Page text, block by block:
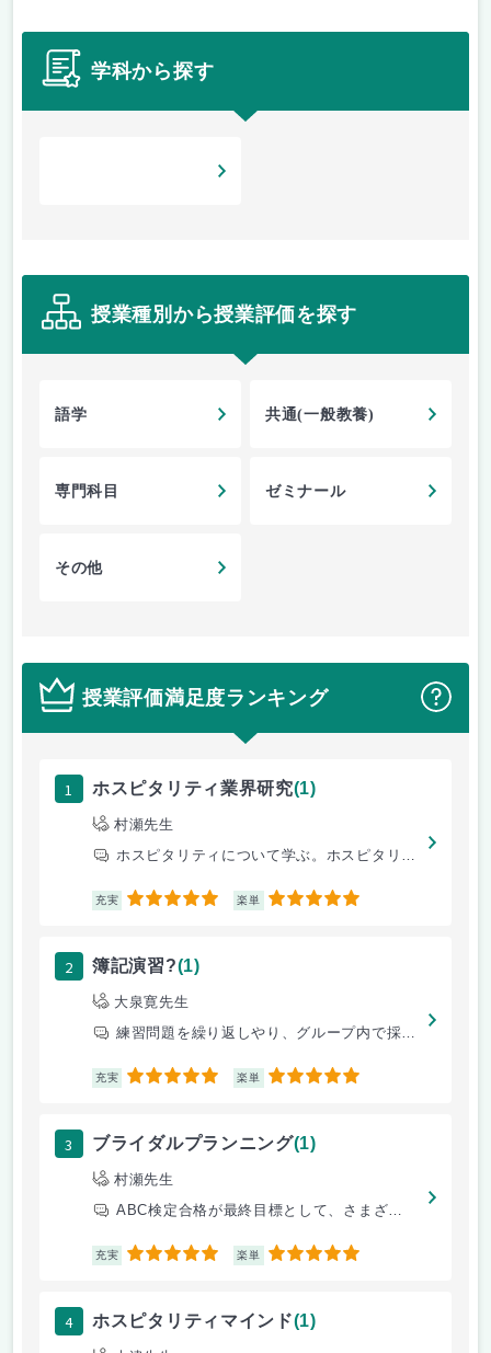
学科から探す
授業種別から授業評価を探す
語学 共通(一般教養)
専門科目 ゼミナール
その他
授業評価満足度ランキング ？
1 ホスピタリティ業界研究(1)
村瀬先生
ホスピタリティについて学ぶ。ホスピタリティとは、何か。ホテルで必要なホ
充実 5 楽単 5
2 簿記演習?(1)
大泉寛先生
練習問題を繰り返しやり、グループ内で採点する。パワーポイントを使って、
充実 5 楽単 5
3 ブライダルプランニング(1)
村瀬先生
ABC検定合格が最終目標として、さまざまな知識を学ぶ
充実 5 楽単 5
4 ホスピタリティマインド(1)